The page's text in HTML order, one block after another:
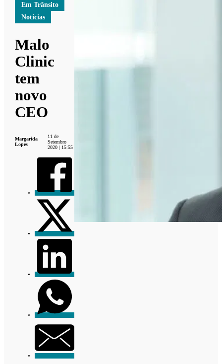
Em Trânsito
Notícias
Malo
Clinic
tem
novo
CEO
Margarida
Lopes
11 de
Setembro
2020 | 15:55